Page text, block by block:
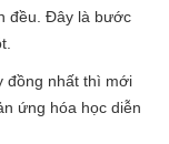
đều. Đây là bước
đồng nhất thì mới
ứng hóa học diễn